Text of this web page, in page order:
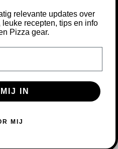
MIJN BESTELLINGEN
MIJN TICKETS
MIJN VERLANGLIJST
relevante updates over
recepten, tips en info
Pizza gear.
IN
MIJ